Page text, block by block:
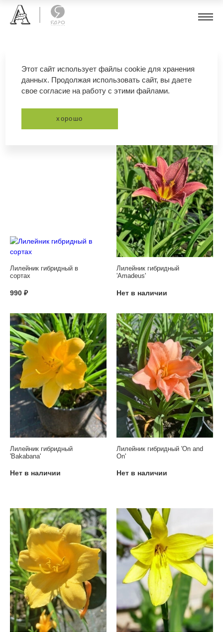
лилейник
Лилейник гибридный в
сортах
990 ₽
Лилейник гибридный
'Amadeus'
Нет в наличии
Лилейник гибридный
'Bakabana'
Нет в наличии
Лилейник гибридный 'On and
On'
Нет в наличии
Этот сайт использует файлы cookie для хранения
данных. Продолжая использовать сайт, вы даете
свое согласие на работу с этими файлами.
хорошо